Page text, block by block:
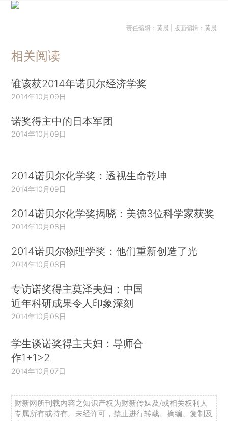
责任编辑：黄晨 | 版面编辑：黄晨
相关阅读
谁该获2014年诺贝尔经济学奖
2014年10月09日
诺奖得主中的日本军团
2014年10月09日
2014诺贝尔化学奖：透视生命乾坤
2014年10月09日
2014诺贝尔化学奖揭晓：美德3位科学家获奖
2014年10月08日
2014诺贝尔物理学奖：他们重新创造了光
2014年10月08日
专访诺奖得主莫泽夫妇：中国
近年科研成果令人印象深刻
2014年10月08日
学生谈诺奖得主夫妇：导师合
作1+1>2
2014年10月07日
财新网所刊载内容之知识产权为财新传媒及/或相关权利人
专属所有或持有。未经许可，禁止进行转载、摘编、复制及